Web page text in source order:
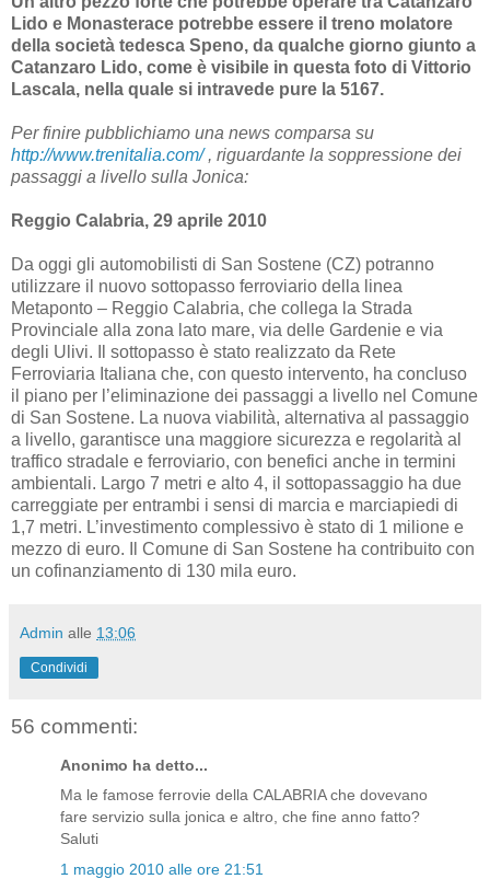
Lido e Monasterace potrebbe essere il treno molatore
della società tedesca Speno, da qualche giorno giunto a
Catanzaro Lido, come è visibile in questa foto di Vittorio
Lascala, nella quale si intravede pure la 5167.
Per finire pubblichiamo una news comparsa su
http://www.trenitalia.com/, riguardante la soppressione dei
passaggi a livello sulla Jonica:
Reggio Calabria, 29 aprile 2010
Da oggi gli automobilisti di San Sostene (CZ) potranno
utilizzare il nuovo sottopasso ferroviario della linea
Metaponto – Reggio Calabria, che collega la Strada
Provinciale alla zona lato mare, via delle Gardenie e via
degli Ulivi. Il sottopasso è stato realizzato da Rete
Ferroviaria Italiana che, con questo intervento, ha concluso
il piano per l’eliminazione dei passaggi a livello nel Comune
di San Sostene. La nuova viabilità, alternativa al passaggio
a livello, garantisce una maggiore sicurezza e regolarità al
traffico stradale e ferroviario, con benefici anche in termini
ambientali. Largo 7 metri e alto 4, il sottopassaggio ha due
carreggiate per entrambi i sensi di marcia e marciapiedi di
1,7 metri. L’investimento complessivo è stato di 1 milione e
mezzo di euro. Il Comune di San Sostene ha contribuito con
un cofinanziamento di 130 mila euro.
Admin alle 13:06
Condividi
56 commenti:
Anonimo ha detto...
Ma le famose ferrovie della CALABRIA che dovevano
fare servizio sulla jonica e altro, che fine anno fatto?
Saluti
1 maggio 2010 alle ore 21:51